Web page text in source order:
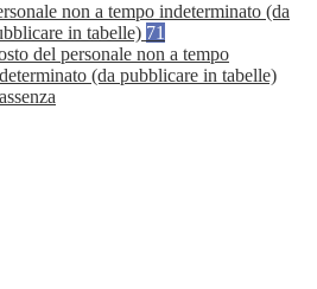
non a tempo indeterminato (da
in tabelle) 71
del personale non a tempo
(da pubblicare in tabelle)